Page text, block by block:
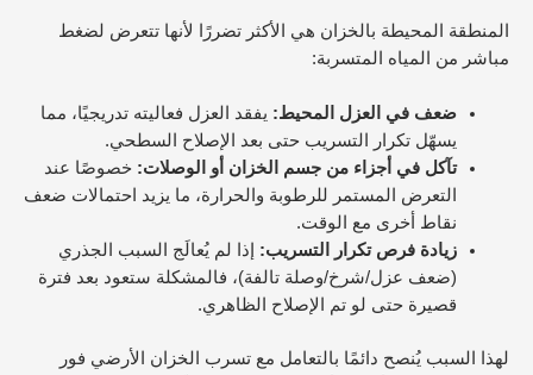
المنطقة المحيطة بالخزان هي الأكثر تضررًا لأنها تتعرض لضغط
مباشر من المياه المتسربة:
ضعف في العزل المحيط: يفقد العزل فعاليته تدريجيًا، مما
يسهّل تكرار التسريب حتى بعد الإصلاح السطحي.
تآكل في أجزاء من جسم الخزان أو الوصلات: خصوصًا عند
التعرض المستمر للرطوبة والحرارة، ما يزيد احتمالات ضعف
نقاط أخرى مع الوقت.
زيادة فرص تكرار التسريب: إذا لم يُعالَج السبب الجذري
(ضعف عزل/شرخ/وصلة تالفة)، فالمشكلة ستعود بعد فترة
قصيرة حتى لو تم الإصلاح الظاهري.
لهذا السبب يُنصح دائمًا بالتعامل مع تسرب الخزان الأرضي فور